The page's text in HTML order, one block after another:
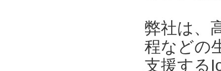
弊社は、
程などの
支援する